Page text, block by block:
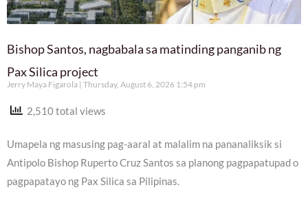
Bishop Santos, nagbabala sa matinding panganib ng
Pax Silica project
Jerry Maya Figarola Thursday, August 6, 2026 1:54 pm
2,510 total views
Umapela ng masusing pag-aaral at malalim na pananaliksik si
Antipolo Bishop Ruperto Cruz Santos sa planong pagpapatupad o
pagpapatayo ng Pax Silica sa Pilipinas.